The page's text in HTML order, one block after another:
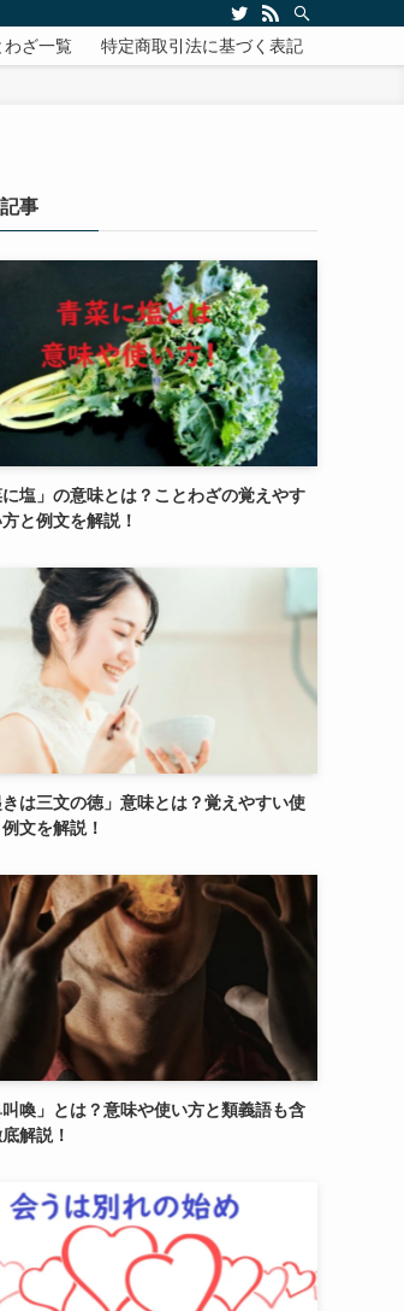
わざ一覧 特定商取引法に基づく表記
事
に塩」の意味とは？ことわざの覚えやす
と例文を解説！
きは三文の徳」意味とは？覚えやすい使
文を解説！
叫喚」とは？意味や使い方と類義語も含
解説！